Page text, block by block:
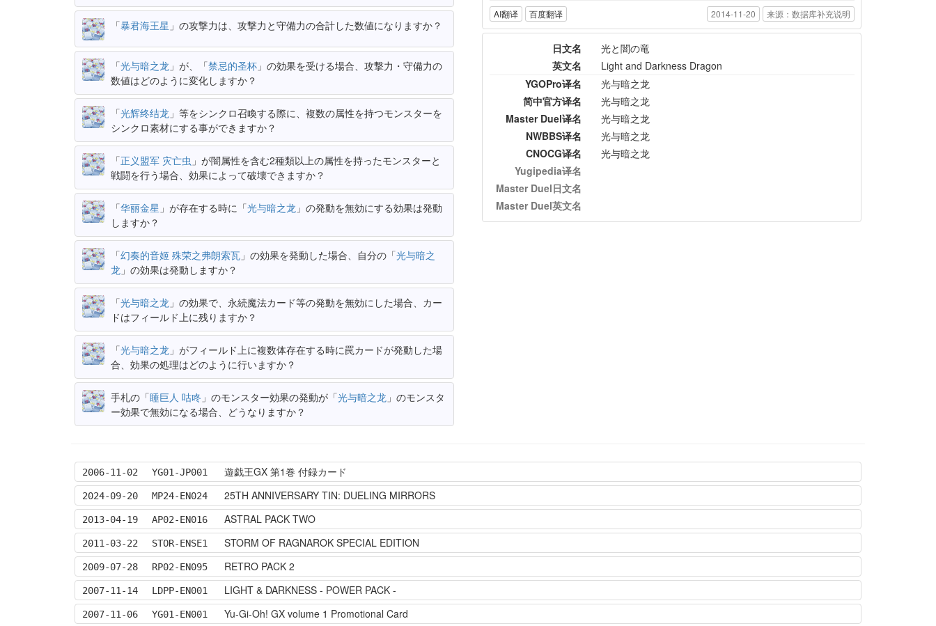
「暴君海王星 」の攻撃力は、攻撃力と守備力の合計した数値になりますか？
「光与暗之龙 」が、「禁忌的圣杯 」の効果を受ける場合、攻撃力・守備力の
数値はどのように変化しますか？
「光辉终结龙 」等をシンクロ召喚する際に、複数の属性を持つモンスターを
シンクロ素材にする事ができますか？
「正义盟军 灾亡虫 」が闇属性を含む2種類以上の属性を持ったモンスターと
戦闘を行う場合、効果によって破壊できますか？
「华丽金星 」が存在する時に「光与暗之龙 」の発動を無効にする効果は発動
しますか？
「幻奏的音姬 殊荣之弗朗索瓦 」の効果を発動した場合、自分の「光与暗之
龙 」の効果は発動しますか？
「光与暗之龙 」の効果で、永続魔法カード等の発動を無効にした場合、カー
ドはフィールド上に残りますか？
「光与暗之龙 」がフィールド上に複数体存在する時に罠カードが発動した場
合、効果の処理はどのように行いますか？
手札の「睡巨人 咕咚 」のモンスター効果の発動が「光与暗之龙 」のモンスタ
ー効果で無効になる場合、どうなりますか？
AI翻译 百度翻译 2014-11-20 来源：数据库补充说明
日文名
光と闇の竜
英文名
Light and Darkness Dragon
YGOPro译名
光与暗之龙
简中官方译名
光与暗之龙
Master Duel译名
光与暗之龙
NWBBS译名
光与暗之龙
CNOCG译名
光与暗之龙
Yugipedia译名
Master Duel日文名
Master Duel英文名
2006-11-02 YG01-JP001 遊戯王GX 第1巻 付録カード
2024-09-20 MP24-EN024 25TH ANNIVERSARY TIN: DUELING MIRRORS
2013-04-19 AP02-EN016 ASTRAL PACK TWO
2011-03-22 STOR-ENSE1 STORM OF RAGNAROK SPECIAL EDITION
2009-07-28 RP02-EN095 RETRO PACK 2
2007-11-14 LDPP-EN001 LIGHT & DARKNESS - POWER PACK -
2007-11-06 YG01-EN001 Yu-Gi-Oh! GX volume 1 Promotional Card